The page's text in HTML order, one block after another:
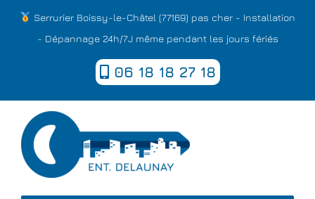
Serrurier Boissy-le-Châtel (77169) pas cher - Installation
- Dépannage 24h/7J même pendant les jours fériés
06 18 18 27 18